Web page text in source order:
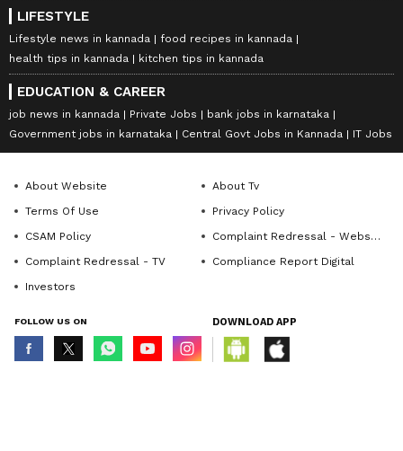
LIFESTYLE
Lifestyle news in kannada
food recipes in kannada
health tips in kannada
kitchen tips in kannada
EDUCATION & CAREER
job news in kannada Private Jobs
bank jobs in karnataka
Government jobs in karnataka
Central Govt Jobs in Kannada IT Jobs
About Website
About Tv
Terms Of Use
Privacy Policy
CSAM Policy
Complaint Redressal - Website
Complaint Redressal - TV
Compliance Report Digital
Investors
FOLLOW US ON DOWNLOAD APP